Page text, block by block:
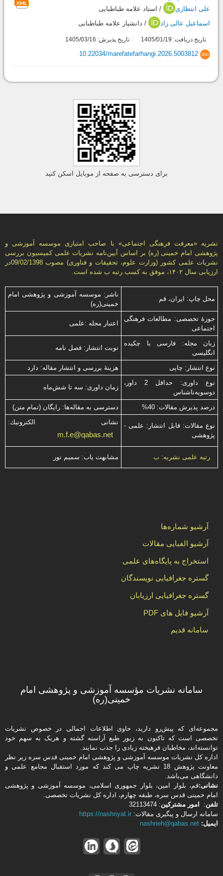
علی انتظاری
/ استاد علامه طباطبایی
اسماعیل عالی زاد
/ دانشیار علامه طباطبایی
تاریخ دریافت: 1405/01/19 تاریخ پذیرش: 1405/03/16
doi
10.22034/marefatefarhangi.2026.5003812
برای دسترسی به صفحه از موبایل اسکن کنید
نشریه «معرفت فرهنگی اجتماعی» با صاحب امتیازی موسسه آموزشی و
پژوهشی امام خمینی (ره) بر اساس آیین‌نامه نشریات علمی كمیسیون بررسى
نشریات علمى كشور (وزارت علوم، تحقیقات و فناورى) مصوب 09/02/1398در
ارزیابی سال ۱۴۰۲، موفق به کسب رتبه ب شده است.
محل چاپ: ایران، قم
ناشر: موسسه آموزشی و پژوهشی امام
خمینی(ره)
حوزۀ تخصصی: مطالعات فرهنگی
اجتماعی
اعتبار مجله :علمی
زبان مجله: فارسی با چكیده
انگلیسی
نوبت انتشار: فصل نامه
نوع انتشار: چاپی
هزینۀ بررسی و انتشار مقاله: دارد
نوع داوری: حداقل 2 داور،
دوسویه‌ناشناس
زمان داوری: سه تا شش‌ماه
درصد پذیرش مقالات: 40% دسترسی به مقاله‌ها: رایگان (تمام متن)
نوع مقالات: قابل انتشار: علمی -
پژوهشی
نشانی الكترونیك:
m.f.e@qabas.net
رتبه علمی نشریه: ب مشابهت ياب: سميم نور
آرشیو شماره‌ها
آرشیو الفبایی مقالات
استخراج به پایگاه‌های علمی
گستره جغرافیایی نویسندگان
گستره جغرافیایی ارزیابان
آرشیو فایل های PDF
سامانه قدیم
سامانه نشریات مؤسسه آموزشی و پژوهشی امام
خمینی(ره)
مجموعه‌ای که پیش‌رو دارید،‌ حاوی اطلاعات اجمالی در خصوص نشریات
تخصصی است که تاکنون به زیور طبع آراسته گشته و هریک به سهم خود
توانسته‌اند، مخاطبان فرهیخته‌ زیادی را جذب نمایند.
اداره كل نشریات موسسه آموزشی و پژوهشی امام خمینی قدس سره زیر نظر
معاونت پژوهش 18 نشریه چاپ می کند که مورد استقبال مجامع علمی و
دانشگاهی می‌باشد.
نشانی:قم، بلوار امین، بلوار جمهوری اسلامی، موسسه آموزشی و پژوهشی
امام خمینی قدس سره، طبقه چهارم، اداره كل نشریات تخصصی.
تلفن: امور مشتركین: 32113474
سامانه ارسال و پیگیری مقالات: https://nashriyat.ir
ایمیل: nashrieh@qabas.net